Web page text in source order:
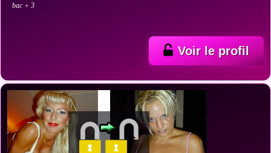
bac + 3
Voir le profil